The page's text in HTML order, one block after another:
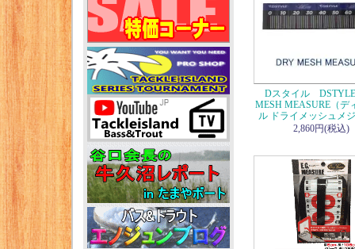
Dスタイル
MESH MEASURE（デ
ル ドライメッシュメ
2,860円(税込)